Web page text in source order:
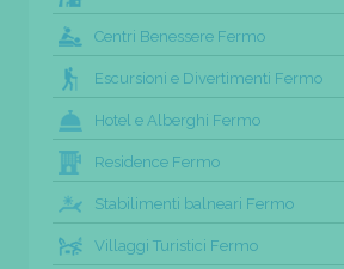
Centri Benessere Fermo
Escursioni e Divertimenti Fermo
Hotel e Alberghi Fermo
Residence Fermo
Stabilimenti balneari Fermo
Villaggi Turistici Fermo